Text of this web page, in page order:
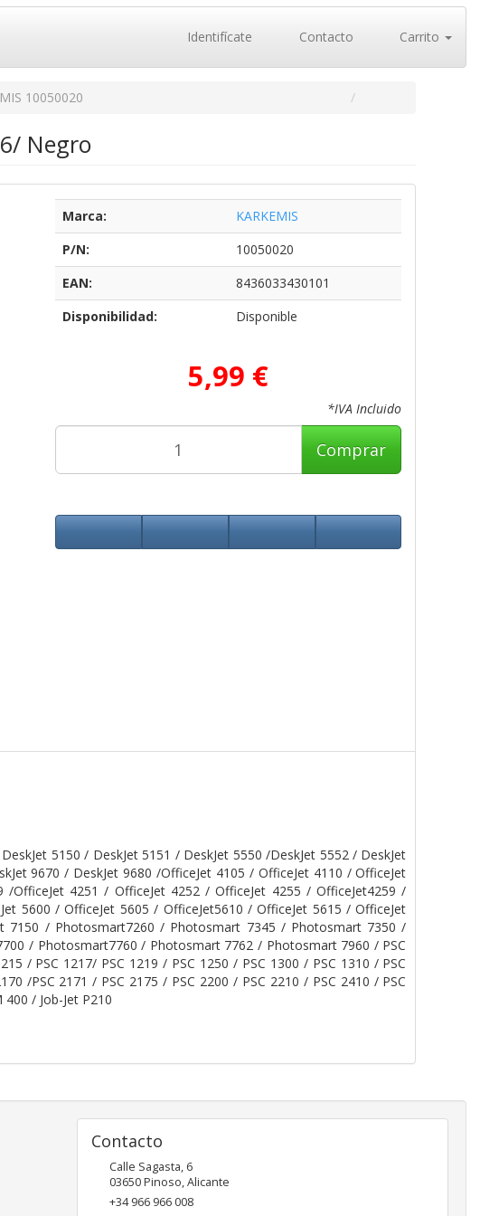
Identifícate Contacto Carrito
10050020
Negro
Marca:
KARKEMIS
P/N:
10050020
EAN:
8436033430101
Disponibilidad:
Disponible
5,99 €
*IVA Incluido
Comprar
5150 / DeskJet 5151 / DeskJet 5550 /DeskJet 5552 / DeskJet
9670 / DeskJet 9680 /OfficeJet 4105 / OfficeJet 4110 / OfficeJet
OfficeJet 4251 / OfficeJet 4252 / OfficeJet 4255 / OfficeJet4259 /
5600 / OfficeJet 5605 / OfficeJet5610 / OfficeJet 5615 / OfficeJet
7150 / Photosmart7260 / Photosmart 7345 / Photosmart 7350 /
/ Photosmart7760 / Photosmart 7762 / Photosmart 7960 / PSC
/ PSC 1217/ PSC 1219 / PSC 1250 / PSC 1300 / PSC 1310 / PSC
/PSC 2171 / PSC 2175 / PSC 2200 / PSC 2210 / PSC 2410 / PSC
/ Job-Jet P210
Contacto
Calle Sagasta, 6
03650Pinoso,Alicante
+34 966 966 008